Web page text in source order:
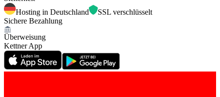
Hosting in Deutschland
SSL verschlüsselt
Sichere Bezahlung
Überweisung
Kettner App